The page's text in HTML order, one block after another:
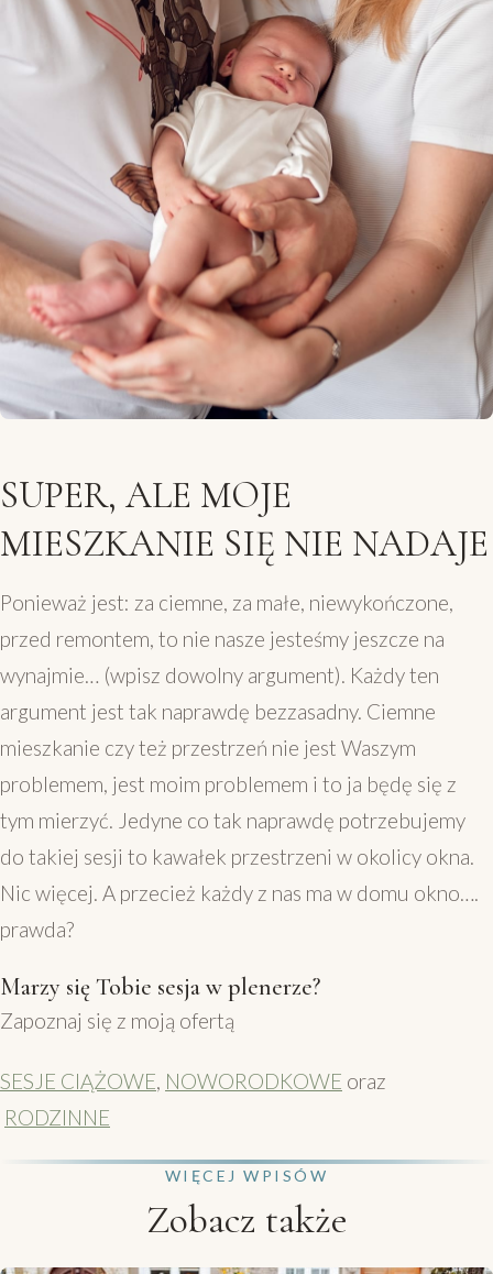
SUPER, ALE MOJE
MIESZKANIE SIĘ NIE NADAJE
Ponieważ jest: za ciemne, za małe, niewykończone,
przed remontem, to nie nasze jesteśmy jeszcze na
wynajmie… (wpisz dowolny argument). Każdy ten
argument jest tak naprawdę bezzasadny. Ciemne
mieszkanie czy też przestrzeń nie jest Waszym
problemem, jest moim problemem i to ja będę się z
tym mierzyć. Jedyne co tak naprawdę potrzebujemy
do takiej sesji to kawałek przestrzeni w okolicy okna.
Nic więcej. A przecież każdy z nas ma w domu okno….
prawda?
Marzy się Tobie sesja w plenerze?
Zapoznaj się z moją ofertą
SESJE CIĄŻOWE, NOWORODKOWE oraz
RODZINNE
WIĘCEJ WPISÓW
Zobacz także